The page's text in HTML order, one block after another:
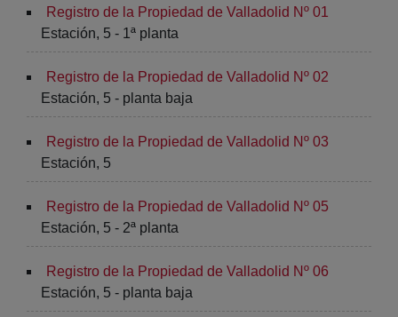
Registro de la Propiedad de Valladolid Nº 01
Estación, 5 - 1ª planta
Registro de la Propiedad de Valladolid Nº 02
Estación, 5 - planta baja
Registro de la Propiedad de Valladolid Nº 03
Estación, 5
Registro de la Propiedad de Valladolid Nº 05
Estación, 5 - 2ª planta
Registro de la Propiedad de Valladolid Nº 06
Estación, 5 - planta baja